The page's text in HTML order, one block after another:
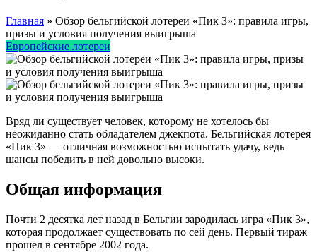
Главная » Обзор бельгийской лотереи «Пик 3»: правила игры,
призы и условия получения выигрыша
Европейские лотереи
Вряд ли существует человек, которому не хотелось бы
неожиданно стать обладателем джекпота. Бельгийская лотерея
«Пик 3» — отличная возможностью испытать удачу, ведь
шансы победить в ней довольно высоки.
Общая информация
Почти 2 десятка лет назад в Бельгии зародилась игра «Пик 3»,
которая продолжает существовать по сей день. Первый тираж
прошел в сентябре 2002 года.